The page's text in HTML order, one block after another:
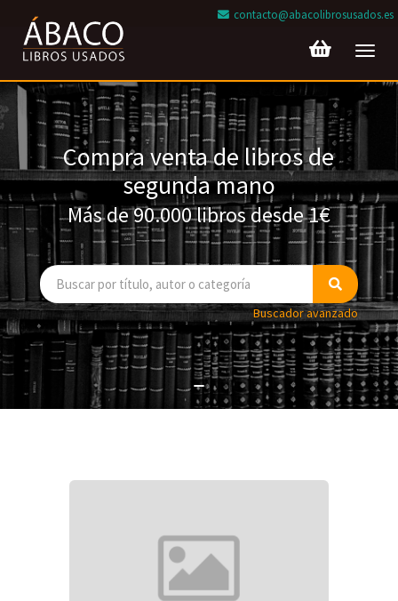
contacto@abacolibrosusados.es
Compra venta de libros de
segunda mano
Más de 90.000 libros desde 1€
Buscador avanzado